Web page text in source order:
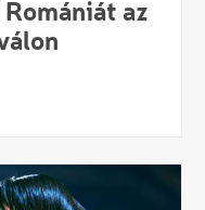
az